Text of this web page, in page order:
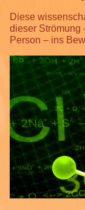
Diese
dieser Strömung
Person – ins